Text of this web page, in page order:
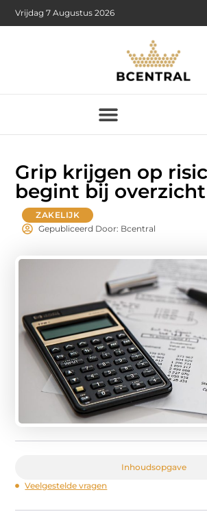
Vrijdag 7 Augustus 2026
Grip krijgen op
begint bij overzicht
ZAKELIJK
Gepubliceerd Door: Bcentral
Inhoudsopgave
Veelgestelde vragen